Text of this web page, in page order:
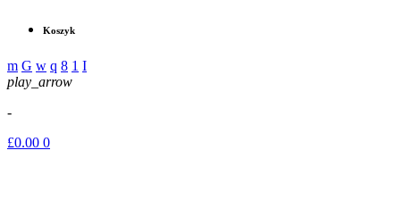
Koszyk
play_arrow
-
£0.00 0